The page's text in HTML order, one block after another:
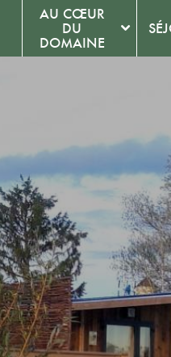
AU CŒUR
DU
DOMAINE